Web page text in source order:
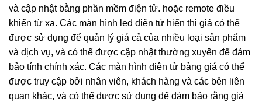
và cập nhật bằng phần mềm điện tử. hoặc remote điều
khiển từ xa. Các màn hình led điện tử hiển thị giá có thể
được sử dụng để quản lý giá cả của nhiều loại sản phẩm
và dịch vụ, và có thể được cập nhật thường xuyên để đảm
bảo tính chính xác. Các màn hình điện tử bảng giá có thể
được truy cập bởi nhân viên, khách hàng và các bên liên
quan khác, và có thể được sử dụng để đảm bảo rằng giá